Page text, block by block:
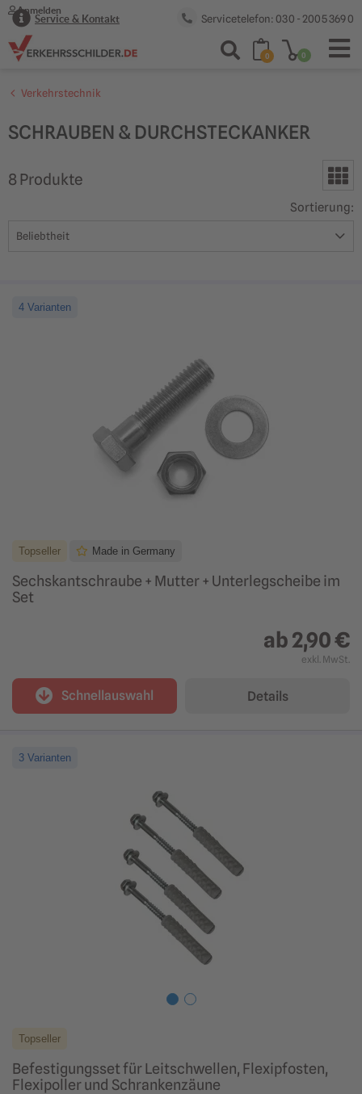
Servicetelefon: 030 - 2005 369 0
Service & Kontakt
Anmelden
0 0
Verkehrstechnik
SCHRAUBEN & DURCHSTECKANKER
8 Produkte
Sortierung:
4 Varianten
Topseller Made in Germany
Sechskantschraube + Mutter + Unterlegscheibe im
Set
ab2,90 €
exkl. MwSt.
Schnellauswahl Details
3 Varianten
Topseller
Befestigungsset für Leitschwellen, Flexipfosten,
Flexipoller und Schrankenzäune